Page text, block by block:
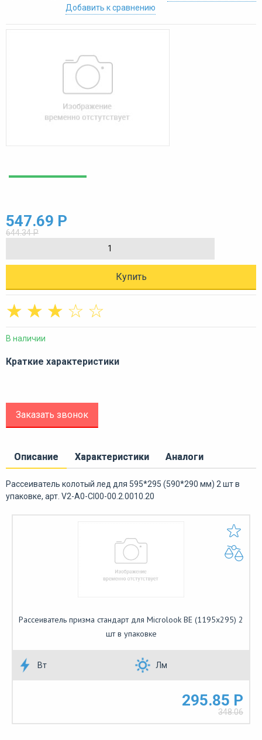
Добавить к сравнению
547.69 Р
644.34 Р
Купить
☆
☆
☆
☆
☆
В наличии
Краткие характеристики
Заказать звонок
Описание Характеристики Аналоги
Рассеиватель колотый лед для 595*295 (590*290 мм) 2 шт в
упаковке, арт. V2-A0-CI00-00.2.0010.20
Рассеиватель призма стандарт для Microlook BE (1195х295) 2
шт в упаковке
Вт Лм
295.85 Р
348.06